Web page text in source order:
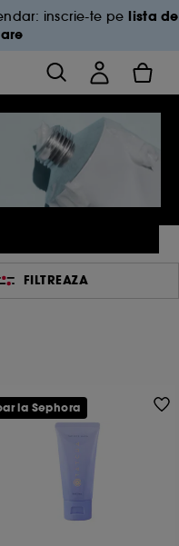
inscrie-te pe lista de
FILTREAZA
la Sephora